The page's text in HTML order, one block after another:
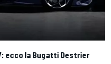
ecco la Bugatti Destrier